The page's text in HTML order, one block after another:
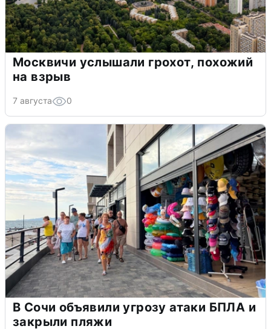
Москвичи услышали грохот, похожий
на взрыв
7 августа 0
В Сочи объявили угрозу атаки БПЛА и
закрыли пляжи